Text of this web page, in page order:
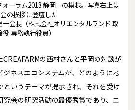
ーラム2018 静岡」の模様。写真右上は
の挨拶に登壇した
会長（株式会社オリエンタルランド 取
役 専務執行役員）
の西村さんと平岡の対談が
ジネスエコシステムが、どのように地
というテーマが提示され、それを受け
究会の研究活動の最優秀賞であり、エ